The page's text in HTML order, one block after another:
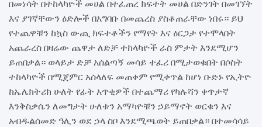
በመነሳት በተከላካዮች መሀል በተፈጠረ ክፍተት መሀል በድንገት በመገኘት
እና ያገኛቸውን ዕድሎች በአግባቡ በመጨረስ ያስቆጠራቸው ነበሩ። ይህ
የተጨዋቹን ከኳስ ውጪ ክፍተቶችን የማየት እና ዕርጋታ የተሞላበት
አጨራረስ በዛሬው ጨዋታ ለድቻ ተከላካዮች ራስ ምታት እንደሚሆን
ይጠበቃል። ወላይታ ድቻ አሰልጣኝ መሳይ ተፈሪ በሚታወቁበት በሶስት
ተከላካዮች በሚጀምር አሰላለፍ መጠቀም የሚቀጥል ከሆነ ቡድኑ የኢትዮ
ከኤሌክትሪክ ሁለት የፊት አጥቂዎች በተጨማሪ የካሉሻን ቀጥታኛ
እንቅስቃሴን ለመግታት ሁለቱን አማካዮቹን ኃይማኖት ወርቁን እና
አብዱልሰመድ ዓሊን ወደ ኃላ ስቦ እንደሚጫወት ይጠበቃል። በተመሳሳይ